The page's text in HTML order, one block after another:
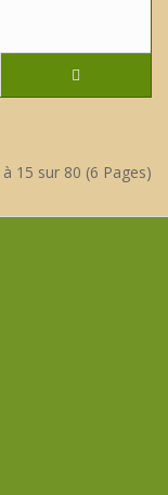
à 15 sur 80 (6 Pages)